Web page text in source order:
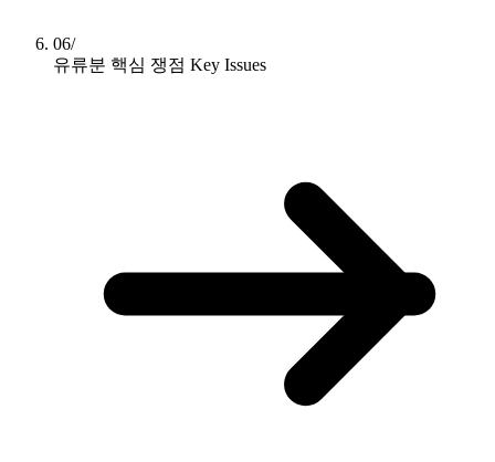
06/
유류분 핵심 쟁점 Key Issues